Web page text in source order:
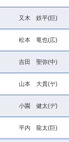
又木 鉄平(巨)
松本 竜也(広)
吉田 聖弥(中)
山本 大貴(ヤ)
小園 健太(デ)
平内 龍太(巨)